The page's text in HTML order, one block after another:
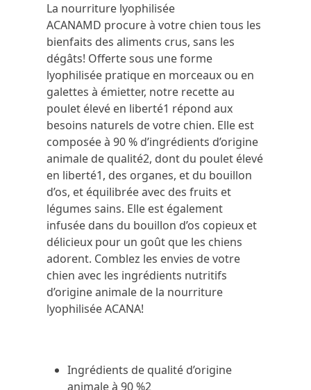
La nourriture lyophilisée
ACANAMD procure à votre chien tous les
bienfaits des aliments crus, sans les
dégâts! Offerte sous une forme
lyophilisée pratique en morceaux ou en
galettes à émietter, notre recette au
poulet élevé en liberté1 répond aux
besoins naturels de votre chien. Elle est
composée à 90 % d’ingrédients d’origine
animale de qualité2, dont du poulet élevé
en liberté1, des organes, et du bouillon
d’os, et équilibrée avec des fruits et
légumes sains. Elle est également
infusée dans du bouillon d’os copieux et
délicieux pour un goût que les chiens
adorent. Comblez les envies de votre
chien avec les ingrédients nutritifs
d’origine animale de la nourriture
lyophilisée ACANA!
Ingrédients de qualité d’origine
animale à 90 %2